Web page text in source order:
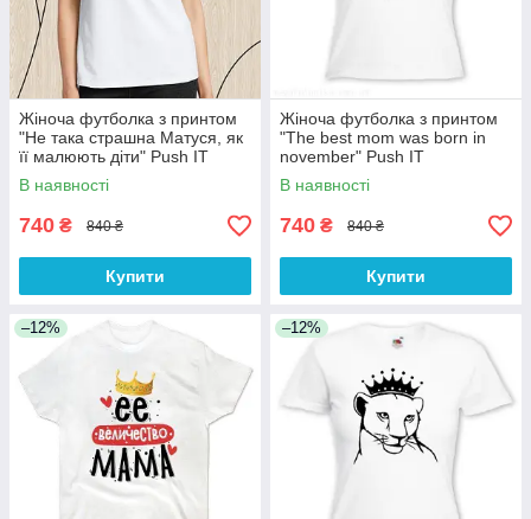
Жіноча футболка з принтом
"Не така страшна Матуся, як
її малюють діти" Push IT
В наявності
740 ₴ 840 ₴
Купити
Жіноча футболка з принтом
"The best mom was born in
november" Push IT
В наявності
740 ₴ 840 ₴
Купити
–12% –12%